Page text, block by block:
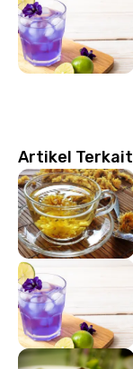
Artikel Terkait